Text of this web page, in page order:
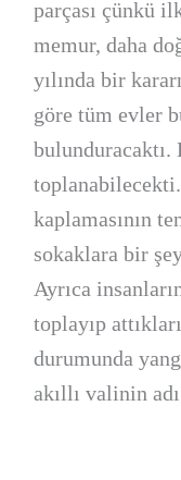
parçası çünkü
memur, daha
yılında bir
göre tüm evler
bulunduracaktı.
kaplamasının
sokaklara bir
Ayrıca
toplayıp
durumunda
akıllı valinin